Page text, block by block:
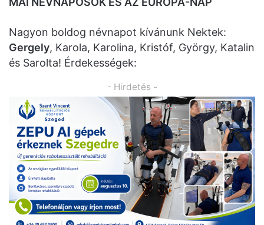
Nagyon boldog névnapot kívánunk Nektek:
Gergely, Karola, Karolina, Kristóf, György, Katalin
és Sarolta! Érdekességek:
- Hirdetés -